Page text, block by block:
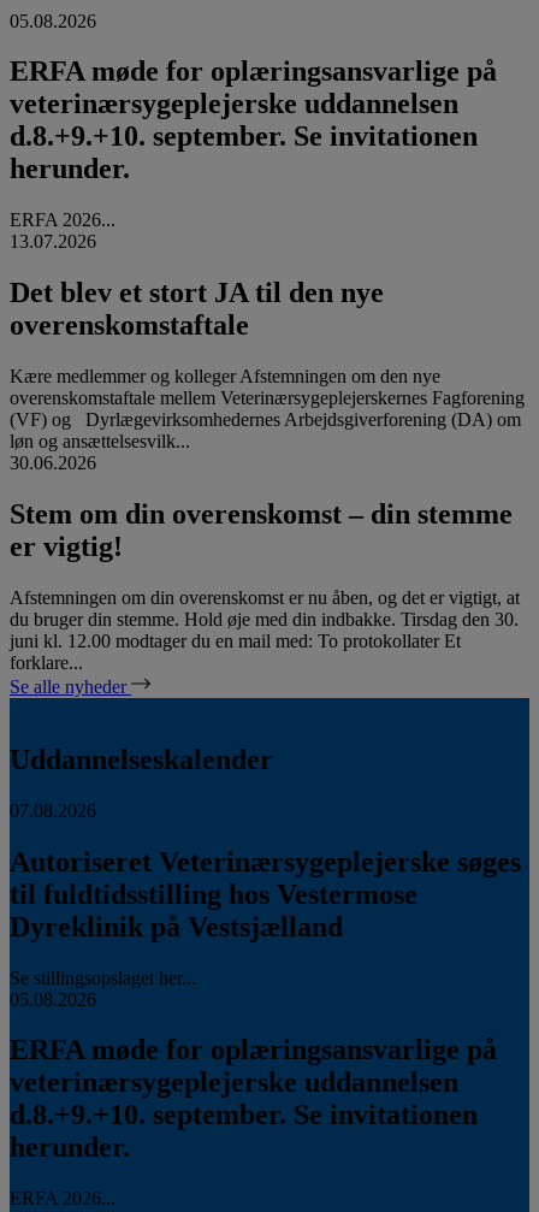
05.08.2026
ERFA møde for oplæringsansvarlige på
veterinærsygeplejerske uddannelsen
d.8.+9.+10. september. Se invitationen
herunder.
ERFA 2026...
13.07.2026
Det blev et stort JA til den nye
overenskomstaftale
Kære medlemmer og kolleger Afstemningen om den nye
overenskomstaftale mellem Veterinærsygeplejerskernes Fagforening
(VF) og Dyrlægevirksomhedernes Arbejdsgiverforening (DA) om
løn og ansættelsesvilk...
30.06.2026
Stem om din overenskomst – din stemme
er vigtig!
Afstemningen om din overenskomst er nu åben, og det er vigtigt, at
du bruger din stemme. Hold øje med din indbakke. Tirsdag den 30.
juni kl. 12.00 modtager du en mail med: To protokollater Et
forklare...
Se alle nyheder
Uddannelseskalender
07.08.2026
Autoriseret Veterinærsygeplejerske søges
til fuldtidsstilling hos Vestermose
Dyreklinik på Vestsjælland
Se stillingsopslaget her...
05.08.2026
ERFA møde for oplæringsansvarlige på
veterinærsygeplejerske uddannelsen
d.8.+9.+10. september. Se invitationen
herunder.
ERFA 2026...